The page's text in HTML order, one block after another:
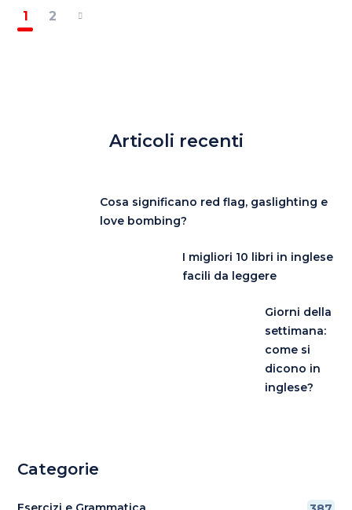
1 2
Articoli recenti
Cosa significano red flag, gaslighting e
love bombing?
I migliori 10 libri in inglese
facili da leggere
Giorni della
settimana:
come si
dicono in
inglese?
Categorie